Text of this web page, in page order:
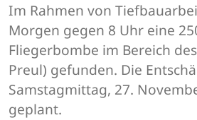
Im Rahmen von
Morgen gegen 8 Uhr eine
Fliegerbombe im Bereich
Preul) gefunden. Die
Samstagmittag, 27.
geplant.